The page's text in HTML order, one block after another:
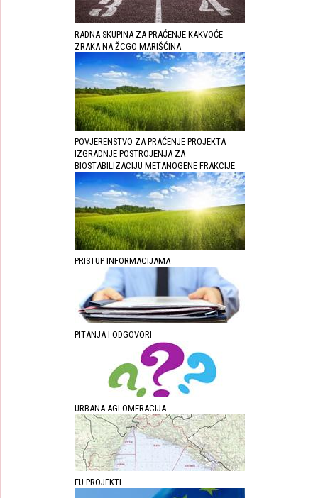
RADNA SKUPINA ZA PRAĆENJE KAKVOĆE
ZRAKA NA ŽCGO MARIŠĆINA
POVJERENSTVO ZA PRAĆENJE PROJEKTA
IZGRADNJE POSTROJENJA ZA
BIOSTABILIZACIJU METANOGENE FRAKCIJE
PRISTUP INFORMACIJAMA
PITANJA I ODGOVORI
URBANA AGLOMERACIJA
EU PROJEKTI